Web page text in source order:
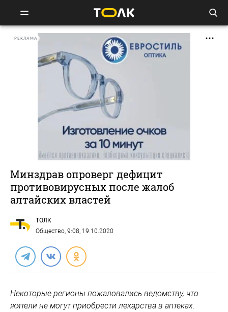
РЕКЛАМА
Минздрав опроверг дефицит
противовирусных после жалоб
алтайских властей
ТОЛК
Общество, 9:08, 19.10.2020
Некоторые регионы пожаловались ведомству, что
жители не могут приобрести лекарства в аптеках.